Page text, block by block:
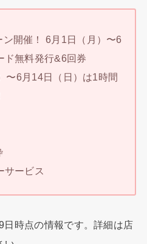
開催！ 6月1日（月）〜6
ド無料発行&6回券
〜6月14日（日）は1時間
ービス
時点の情報です。詳細は店